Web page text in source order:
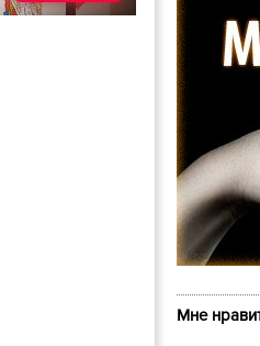
Мне